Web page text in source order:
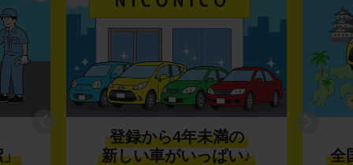
」
登録から4年未満の
新しい車がいっぱい♪
全